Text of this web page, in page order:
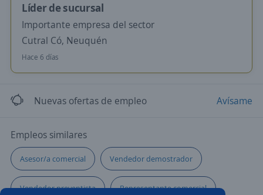
Líder de sucursal
Importante empresa del sector
Cutral Có, Neuquén
Hace 6 días
Nuevas ofertas de empleo Avísame
Empleos similares
Asesor/a comercial Vendedor demostrador
Vendedor preventista Representante comercial